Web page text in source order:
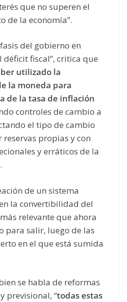
que no superen el
de la economía”.
del gobierno en
fiscal”, critica que
utilizado la
la moneda para
de la tasa de inflación
controles de cambio a
el tipo de cambio
propias y con
y erráticos de la
de un sistema
la convertibilidad del
relevante que ahora
para salir, luego de las
en el que está sumida
se habla de reformas
previsional, “todas estas